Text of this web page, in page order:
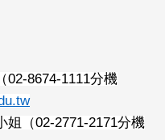
02-8674-1111分機
姐（02-2771-2171分機